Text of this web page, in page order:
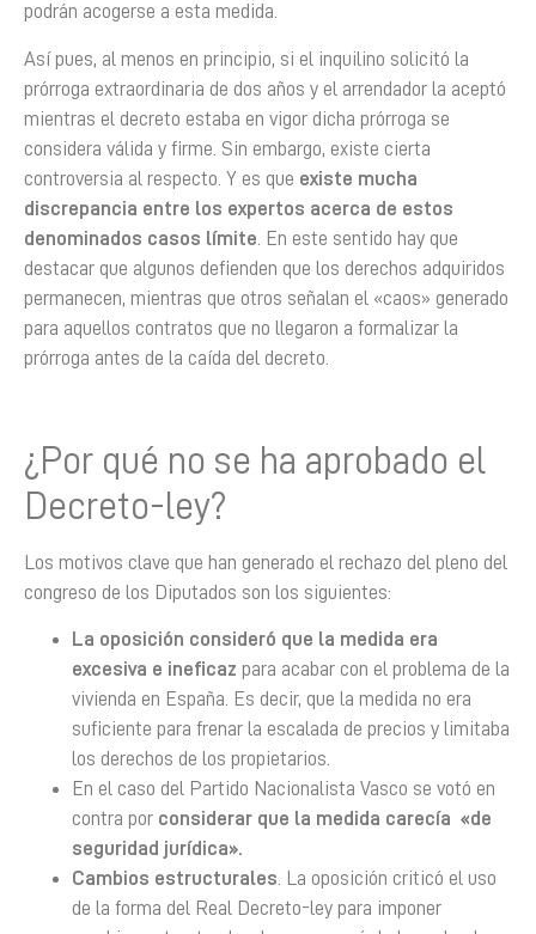
podrán acogerse a esta medida.
Así pues, al menos en principio, si el inquilino solicitó la
prórroga extraordinaria de dos años y el arrendador la aceptó
mientras el decreto estaba en vigor dicha prórroga se
considera válida y firme. Sin embargo, existe cierta
controversia al respecto. Y es que existe mucha
discrepancia entre los expertos acerca de estos
denominados casos límite . En este sentido hay que
destacar que algunos defienden que los derechos adquiridos
permanecen, mientras que otros señalan el «caos» generado
para aquellos contratos que no llegaron a formalizar la
prórroga antes de la caída del decreto.
¿Por qué no se ha aprobado el
Decreto-ley?
Los motivos clave que han generado el rechazo del pleno del
congreso de los Diputados son los siguientes:
La oposición consideró que la medida era
excesiva e ineficaz para acabar con el problema de la
vivienda en España. Es decir, que la medida no era
suficiente para frenar la escalada de precios y limitaba
los derechos de los propietarios.
En el caso del Partido Nacionalista Vasco se votó en
contra por considerar que la medida carecía «de
seguridad jurídica».
Cambios estructurales . La oposición criticó el uso
de la forma del Real Decreto-ley para imponer